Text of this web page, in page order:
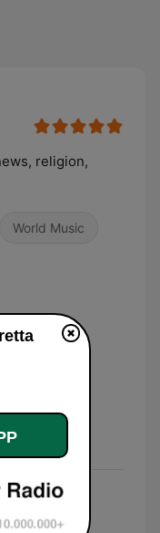
religion,
World Music
muzyka